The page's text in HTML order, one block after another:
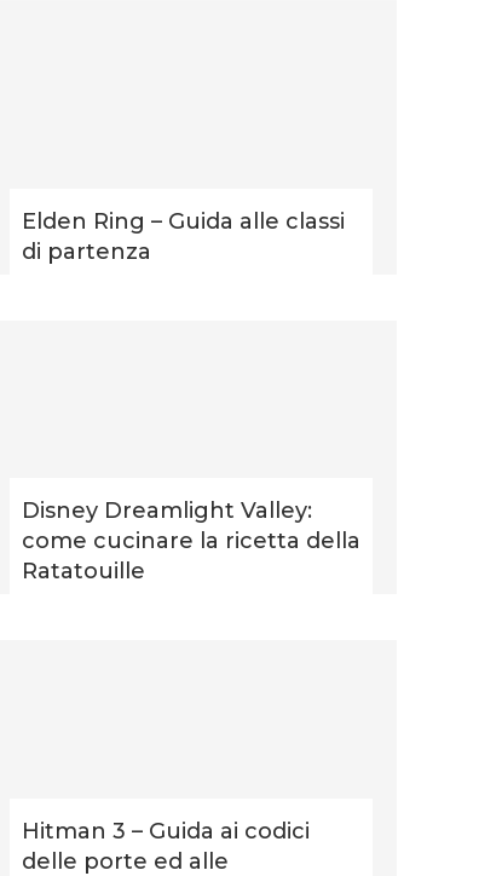
Elden Ring – Guida alle classi
di partenza
Disney Dreamlight Valley:
come cucinare la ricetta della
Ratatouille
Hitman 3 – Guida ai codici
delle porte ed alle